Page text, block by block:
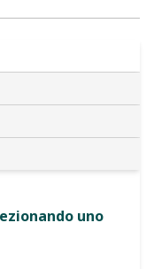
uno